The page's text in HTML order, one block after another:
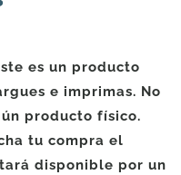
es un producto
e imprimas. No
producto físico.
tu compra el
disponible por un